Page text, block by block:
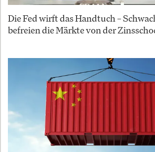
Die Fed wirft das Handtuch –
befreien die Märkte von der